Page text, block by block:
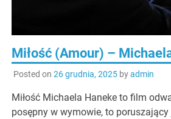
Miłość (Amour) –
Posted on 26 grudnia, 2025byadmin
Miłość Michaela Haneke to film
posępny w wymowie, to